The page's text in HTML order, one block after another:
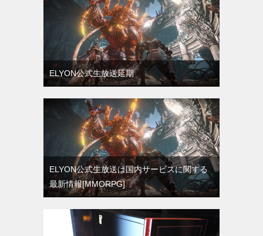
ELYON公式生放送延期
ELYON公式生放送は国内サービスに関する
最新情報[MMORPG]